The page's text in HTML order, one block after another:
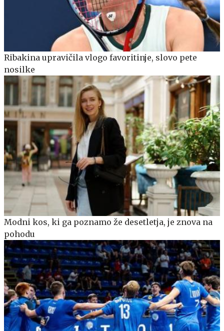
Ribakina upravičila vlogo favoritinje, slovo pete
nosilke
Modni kos, ki ga poznamo že desetletja, je znova na
pohodu